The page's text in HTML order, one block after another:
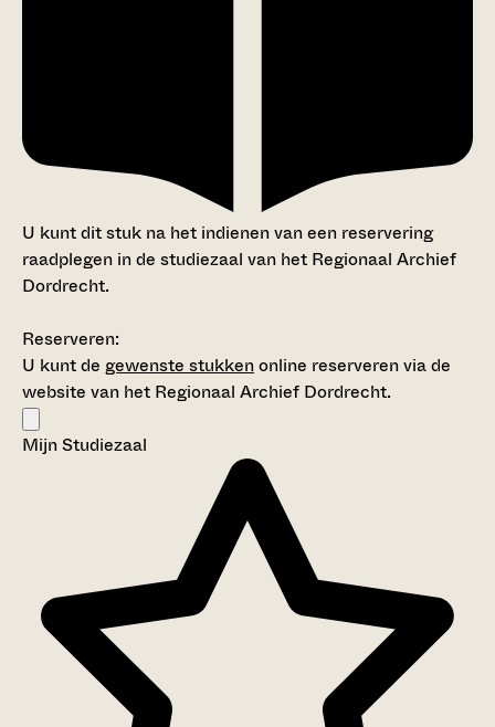
U kunt dit stuk na het indienen van een reservering
raadplegen in de studiezaal van het Regionaal Archief
Dordrecht.
Reserveren:
U kunt de gewenste stukkenonline reserveren via de
website van het Regionaal Archief Dordrecht.
Mijn Studiezaal